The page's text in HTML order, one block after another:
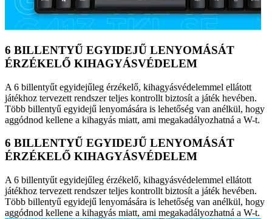
6 BILLENTYŰ EGYIDEJŰ LENYOMÁSÁT
ÉRZÉKELŐ KIHAGYÁSVÉDELEM
A 6 billentyűt egyidejűleg érzékelő, kihagyásvédelemmel ellátott
játékhoz tervezett rendszer teljes kontrollt biztosít a játék hevében.
Több billentyű egyidejű lenyomására is lehetőség van anélkül, hogy
aggódnod kellene a kihagyás miatt, ami megakadályozhatná a W-t.
6 BILLENTYŰ EGYIDEJŰ LENYOMÁSÁT
ÉRZÉKELŐ KIHAGYÁSVÉDELEM
A 6 billentyűt egyidejűleg érzékelő, kihagyásvédelemmel ellátott
játékhoz tervezett rendszer teljes kontrollt biztosít a játék hevében.
Több billentyű egyidejű lenyomására is lehetőség van anélkül, hogy
aggódnod kellene a kihagyás miatt, ami megakadályozhatná a W-t.